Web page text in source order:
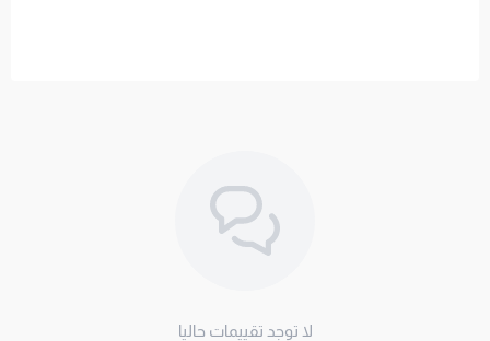
لا توجد تقييمات حاليا